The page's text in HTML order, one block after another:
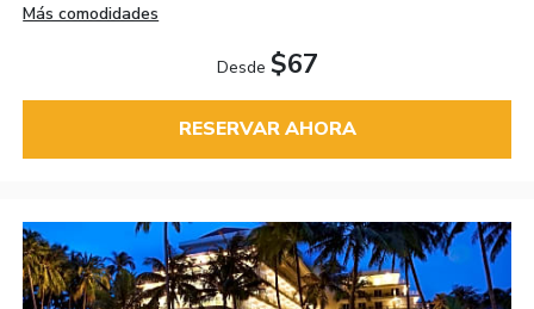
Más comodidades
Desde $67
RESERVAR AHORA